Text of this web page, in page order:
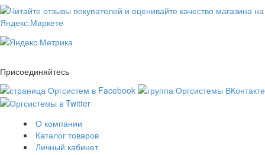
Присоединяйтесь
О компании
Каталог товаров
Личный кабинет